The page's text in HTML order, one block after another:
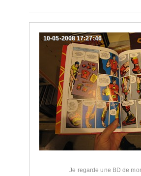
Je regarde une BD de
10-05-2008 17:27:46